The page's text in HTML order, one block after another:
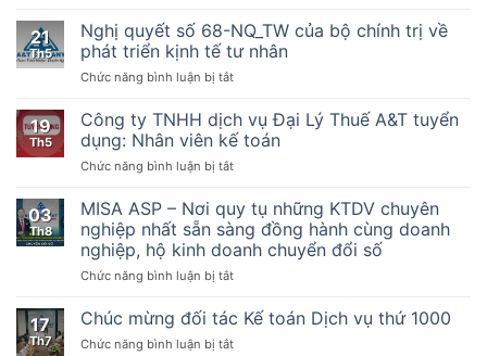
dẫn
thực
hiện
một
điều
của
Quản
thuế
ngày
13
6
2019,
Nghị
quyết
198/2025/QH15
Về
số
cơ
chính
đặc
biệt
phát
kinh
tư
21
Th5
Nghị quyết số 68-NQ_TW của bộ chính trị về
phát triển kịnh tế tư nhân
Chức năng bình luận bị tắtở
quyết
số
68-
NQ_TW
bộ
chính
về
phát
kịnh
19
Th5
Công ty TNHH dịch vụ Đại Lý Thuế A&T tuyển
dụng: Nhân viên kế toán
Chức năng bình luận bị tắtở
ty
TNHH
dịch
vụ
Đại
Thuế
tuyển
03
Th8
MISA ASP – Nơi quy tụ những KTDV chuyên
nghiệp nhất sẵn sàng đồng hành cùng doanh
nghiệp, hộ kinh doanh chuyển đổi số
Chức năng bình luận bị tắtở
ASP
–
Nơi
17
Th7
Chúc mừng đối tác Kế toán Dịch vụ thứ 1000
Chức năng bình luận bị tắtở